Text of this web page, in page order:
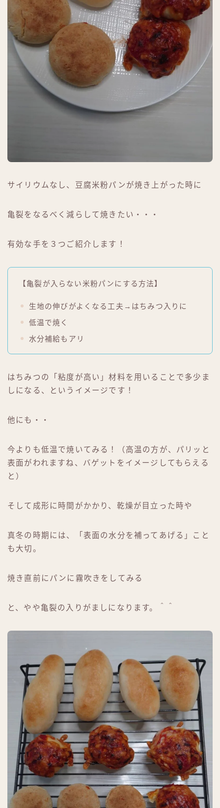
サイリウムなし、豆腐米粉パンが焼き上がった時に
亀裂をなるべく減らして焼きたい・・・
有効な手を３つご紹介します！
【亀裂が入らない米粉パンにする方法】
生地の伸びがよくなる工夫→はちみつ入りに
低温で焼く
水分補給もアリ
はちみつの「粘度が高い」材料を用いることで多少ま
しになる、というイメージです！
他にも・・
今よりも低温で焼いてみる！（高温の方が、パリッと
表面がわれますね、バゲットをイメージしてもらえる
と）
そして成形に時間がかかり、乾燥が目立った時や
真冬の時期には、「表面の水分を補ってあげる」こと
も大切。
焼き直前にパンに霧吹きをしてみる
と、やや亀裂の入りがましになります。＾＾